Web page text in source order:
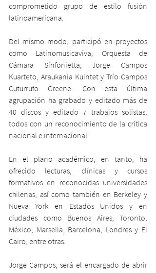
comprometido grupo de estilo fusión
latinoamericana.
Del mismo modo, participó en proyectos
como Latinomusicaviva, Orquesta de
Cámara Sinfonietta, Jorge Campos
Kuarteto, Araukania Kuintet y Trío Campos
Cuturrufo Greene. Con esta última
agrupación ha grabado y editado más de
40 discos y editado 7 trabajos solistas,
todos con un reconocimiento de la crítica
nacional e internacional.
En el plano académico, en tanto, ha
ofrecido lecturas, clínicas y cursos
formativos en reconocidas universidades
chilenas, así como también en Berkeley y
Nueva York en Estados Unidos y en
ciudades como Buenos Aires, Toronto,
México, Marsella, Barcelona, Londres y El
Cairo, entre otras.
Jorge Campos, será el encargado de abrir